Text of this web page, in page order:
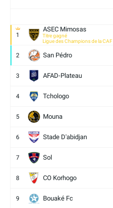
1
ASEC Mimosas
Titre gagné
Ligue des Champions de la CAF
2 San Pédro
3 AFAD-Plateau
4 Tchologo
5 Mouna
6 Stade D'abidjan
7 Sol
8 CO Korhogo
9 Bouaké Fc